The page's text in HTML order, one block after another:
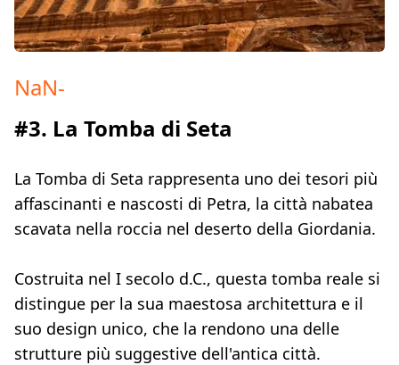
NaN-
#3. La Tomba di Seta
La Tomba di Seta rappresenta uno dei tesori più
affascinanti e nascosti di Petra, la città nabatea
scavata nella roccia nel deserto della Giordania.
Costruita nel I secolo d.C., questa tomba reale si
distingue per la sua maestosa architettura e il
suo design unico, che la rendono una delle
strutture più suggestive dell'antica città.